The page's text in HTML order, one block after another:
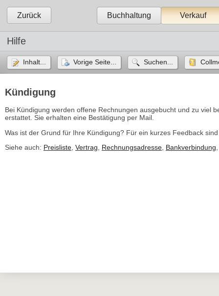
Zurück Buchhaltung Verkauf
Hilfe
Inhalt... Vorige Seite... Suchen...
Kündigung
Bei Kündigung werden offene Rechnungen ausgebucht und zu viel
erstattet. Sie erhalten eine Bestätigung per Mail.
Was ist der Grund für Ihre Kündigung? Für ein kurzes Feedback
Siehe auch: Preisliste, Vertrag, Rechnungsadresse, Bankverbindung